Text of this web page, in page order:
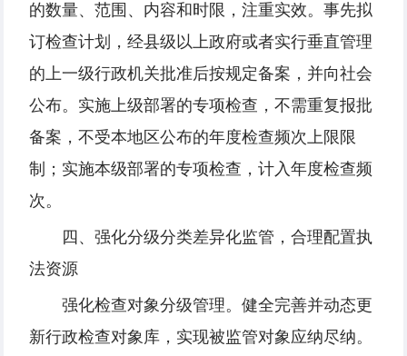
的数量、范围、内容和时限，注重实效。事先拟
订检查计划，经县级以上政府或者实行垂直管理
的上一级行政机关批准后按规定备案，并向社会
公布。实施上级部署的专项检查，不需重复报批
备案，不受本地区公布的年度检查频次上限限
制；实施本级部署的专项检查，计入年度检查频
次。
四、强化分级分类差异化监管，合理配置执
法资源
强化检查对象分级管理。健全完善并动态更
新行政检查对象库，实现被监管对象应纳尽纳。